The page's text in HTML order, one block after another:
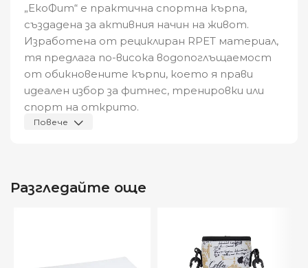
„ЕкоФит“ е практична спортна кърпа,
създадена за активния начин на живот.
Изработена от рециклиран RPET материал,
тя предлага по-висока водопоглъщаемост
от обикновените кърпи, което я прави
идеален избор за фитнес, тренировки или
спорт на открито.
не само функционална, но и устойчиво
Размери: 30 x 80 см
Повече
Разгледайте още